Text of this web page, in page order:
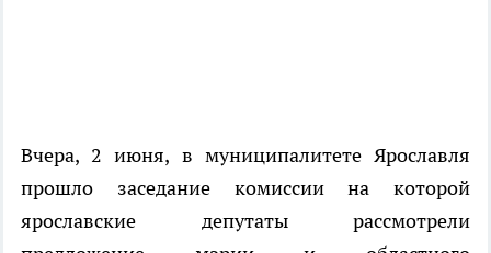
Вчера, 2 июня, в муниципалитете Ярославля
прошло заседание комиссии на которой
ярославские депутаты рассмотрели